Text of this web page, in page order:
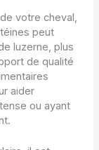
votre cheval,
peut
luzerne, plus
de qualité
aider
ou ayant